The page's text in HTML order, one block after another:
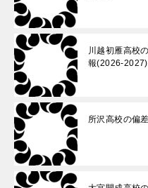
川越初雁高校
報(2026-2027)
所沢高校の偏